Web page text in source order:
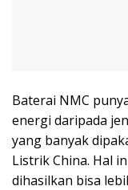
Baterai NMC
energi daripada
yang banyak
Listrik China. Hal
dihasilkan bisa